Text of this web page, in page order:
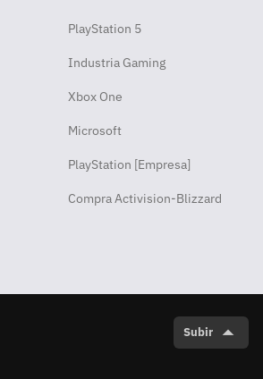
PlayStation 5
Industria Gaming
Xbox One
Microsoft
PlayStation [Empresa]
Compra Activision-Blizzard
Subir